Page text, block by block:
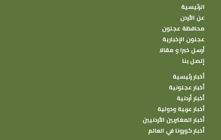
الرئيسية
عن الأردن
محافظة عجلون
عجلون الإخبارية
أرسل خبرا و مقالا
إتصل بنا
أخبار رئيسية
أخبار عجلونية
أخبار أردنية
أخبار عربية ودولية
أخبار المغتربين الأردنيين
أخبار كورونا في العالم